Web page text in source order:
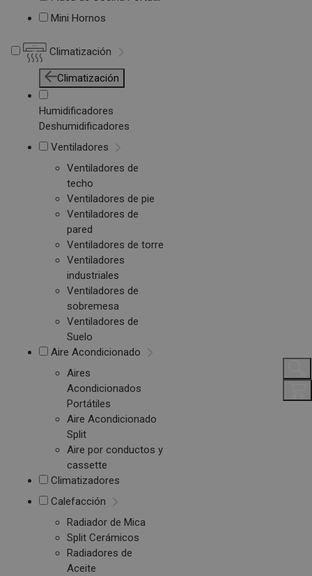
Mini Hornos
Climatización
Climatización
Humidificadores
Deshumidificadores
Ventiladores
Ventiladores de
techo
Ventiladores de pie
Ventiladores de
pared
Ventiladores de torre
Ventiladores
industriales
Ventiladores de
sobremesa
Ventiladores de
Suelo
Aire Acondicionado
Aires
Acondicionados
Portátiles
Aire Acondicionado
Split
Aire por conductos y
cassette
Climatizadores
Calefacción
Radiador de Mica
Split Cerámicos
Radiadores de
Aceite